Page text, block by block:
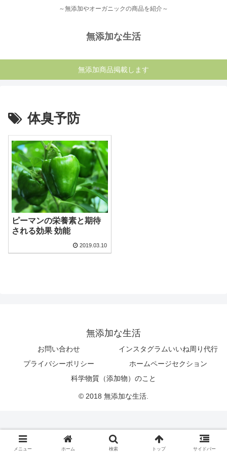
～無添加やオーガニックの商品を紹介～
無添加な生活
無添加商品掲載します
体臭予防
ピーマンの栄養素と期待
される効果 効能
2019.03.10
無添加な生活
お問い合わせ
インスタグラムいいね周り代行
プライバシーポリシー
ホームページセクション
科学物質（添加物）のこと
© 2018 無添加な生活.
メニュー ホーム 検索 トップ サイドバー